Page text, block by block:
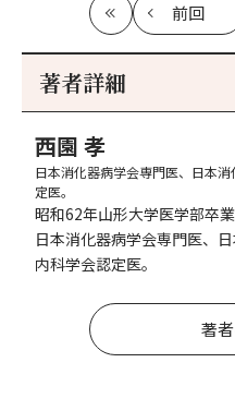
最
初
前回
記
著者詳細
西園 孝
日本消化器病学会専門医、日本
定医。
昭和62年山形大学医学部卒業
日本消化器病学会専門医、
内科学会認定医。
著